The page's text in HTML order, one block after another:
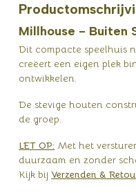
Millhouse - Buiten
Dit compacte speelhuis
creëert een eigen plek
ontwikkelen.
De stevige houten
de groep.
LET OP: Met het
duurzaam en zonder
Kijk bij Verzenden &